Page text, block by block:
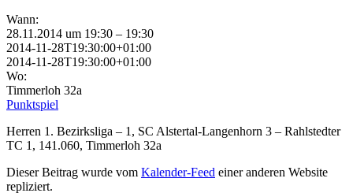
Wann:
28.11.2014 um 19:30 – 19:30
2014-11-28T19:30:00+01:00
2014-11-28T19:30:00+01:00
Wo:
Timmerloh 32a
Punktspiel
Herren 1. Bezirksliga – 1, SC Alstertal-Langenhorn 3 – Rahlstedter
TC 1, 141.060, Timmerloh 32a
Dieser Beitrag wurde vom Kalender-Feed einer anderen Website
repliziert.